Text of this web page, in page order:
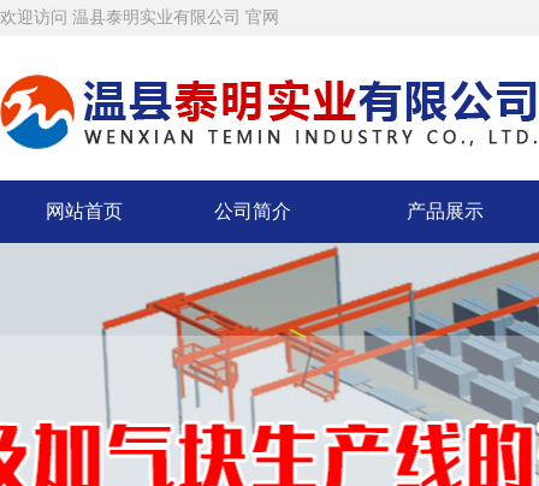
欢迎访问 温县泰明实业有限公司 官网
网站首页 公司简介 产品展示